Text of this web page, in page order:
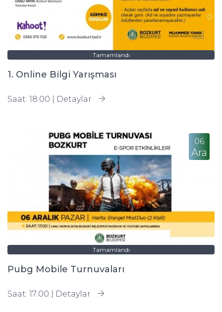
Tamamlandı
1. Online Bilgi Yarışması
Saat: 18:00 | Detaylar
06
Ara
Tamamlandı
Pubg Mobile Turnuvaları
Saat: 17:00 | Detaylar